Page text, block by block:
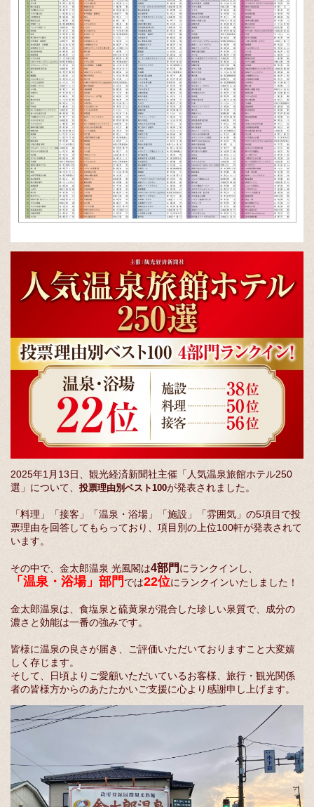
2025年1月13日、観光経済新聞社主催「人気温泉旅館ホテル250
選」について、 投票理由別ベスト100が発表されました。
「料理」「接客」「温泉・浴場」「施設」「雰囲気」の5項目で投
票理由を回答してもらっており、項目別の上位100軒が発表されて
います。
その中で、金太郎温泉 光風閣は4部門にランクインし、
「温泉・浴場」部門 では22位にランクインいたしました！
金太郎温泉は、食塩泉と硫黄泉が混合した珍しい泉質で、成分の
濃さと効能は一番の強みです。
皆様に温泉の良さが届き、ご評価いただいておりますこと大変嬉
しく存じます。
そして、日頃よりご愛顧いただいているお客様、旅行・観光関係
者の皆様方からのあたたかいご支援に心より感謝申し上げます。